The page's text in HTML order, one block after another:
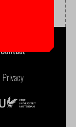
Contact
Privacy